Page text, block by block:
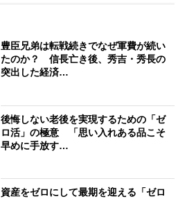
豊臣兄弟は転戦続きでなぜ軍費が続い
たのか？ 信長亡き後、秀吉・秀長の
突出した経済…
後悔しない老後を実現するための「ゼ
ロ活」の極意 「思い入れある品こそ
早めに手放す…
資産をゼロにして最期を迎える「ゼロ